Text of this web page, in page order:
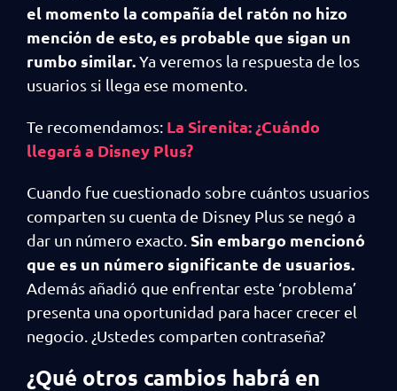
el momento la compañía del ratón no hizo
mención de esto, es probable que sigan un
rumbo similar.Ya veremos la respuesta de los
usuarios si llega ese momento.
Te recomendamos: La Sirenita: ¿Cuándo
llegará a Disney Plus?
Cuando fue cuestionado sobre cuántos usuarios
comparten su cuenta de Disney Plus se negó a
dar un número exacto. Sin embargo mencionó
que es un número significante de usuarios.
Además añadió que enfrentar este ‘problema’
presenta una oportunidad para hacer crecer el
negocio. ¿Ustedes comparten contraseña?
¿Qué otros cambios habrá en